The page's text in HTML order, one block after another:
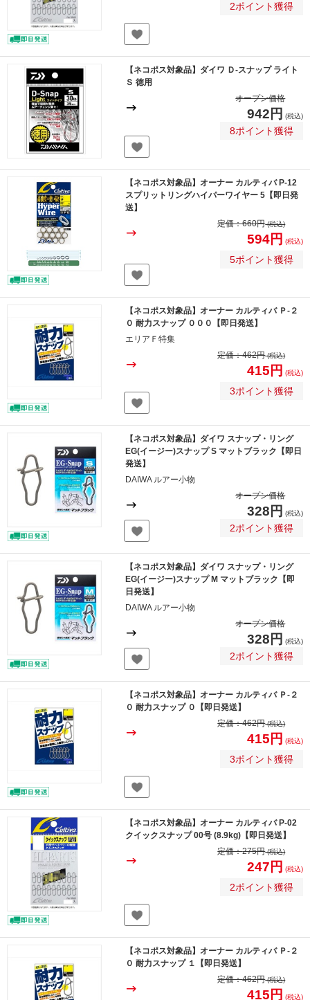
2ポイント獲得
【ネコポス対象品】ダイワ Ｄ-スナップ ライト
Ｓ 徳用
オープン価格
942円 (税込)
8ポイント獲得
【ネコポス対象品】オーナー カルティバ P-12
スプリットリングハイパーワイヤー 5【即日発
送】
定価：660円(税込)
594円 (税込)
5ポイント獲得
【ネコポス対象品】オーナー カルティバ Ｐ-２
０ 耐力スナップ ０００【即日発送】
エリアＦ特集
定価：462円(税込)
415円 (税込)
3ポイント獲得
【ネコポス対象品】ダイワ スナップ・リング
EG(イージー)スナップ S マットブラック【即日
発送】
DAIWA ルアー小物
オープン価格
328円 (税込)
2ポイント獲得
【ネコポス対象品】ダイワ スナップ・リング
EG(イージー)スナップ M マットブラック【即
日発送】
DAIWA ルアー小物
オープン価格
328円 (税込)
2ポイント獲得
【ネコポス対象品】オーナー カルティバ Ｐ-２
０ 耐力スナップ ０【即日発送】
定価：462円(税込)
415円 (税込)
3ポイント獲得
【ネコポス対象品】オーナー カルティバ P-02
クイックスナップ 00号 (8.9kg)【即日発送】
定価：275円(税込)
247円 (税込)
2ポイント獲得
【ネコポス対象品】オーナー カルティバ Ｐ-２
０ 耐力スナップ １【即日発送】
定価：462円(税込)
415円 (税込)